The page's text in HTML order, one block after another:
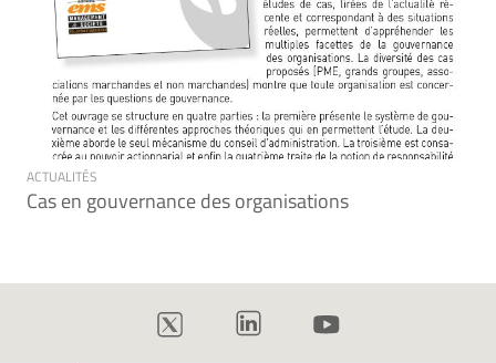
ACTUALITÉS
Cas en gouvernance des organisations